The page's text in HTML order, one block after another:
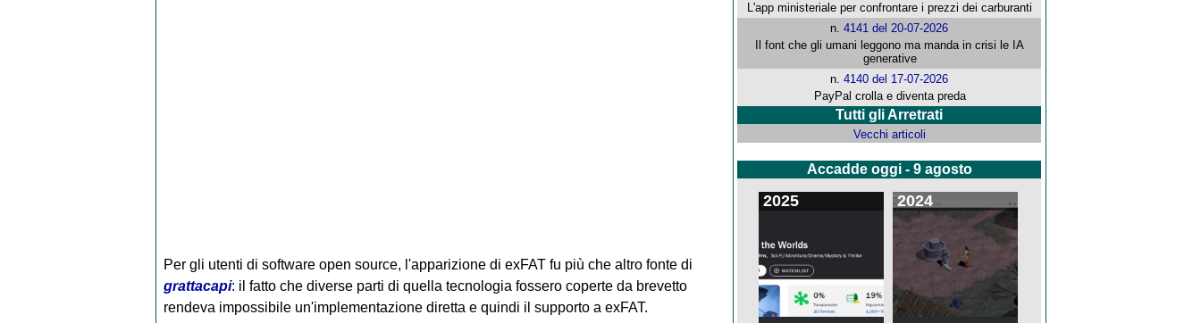
Per gli utenti di software open source, l'apparizione di exFAT fu più che altro fonte di
grattacapi: il fatto che diverse parti di quella tecnologia fossero coperte da brevetto
rendeva impossibile un'implementazione diretta e quindi il supporto a exFAT.
L'app ministeriale per confrontare i prezzi dei carburanti
n.4141 del 20-07-2026
Il font che gli umani leggono ma manda in crisi le IA
generative
n.4140 del 17-07-2026
PayPal crolla e diventa preda
Tutti gli Arretrati
Vecchi articoli
Accadde oggi - 9 agosto
2025 2024